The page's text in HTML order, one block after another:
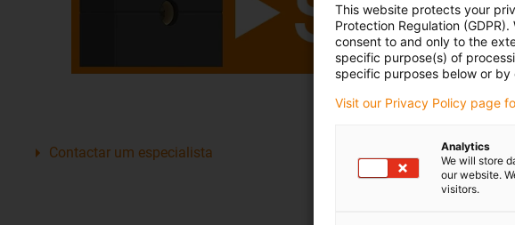
Contactar um especialista
This website protects your
Protection Regulation
consent to and only to the
specific purpose(s) of
specific purposes below or by
Visit our Privacy Policy page
Analytics
We will store
our website.
visitors.